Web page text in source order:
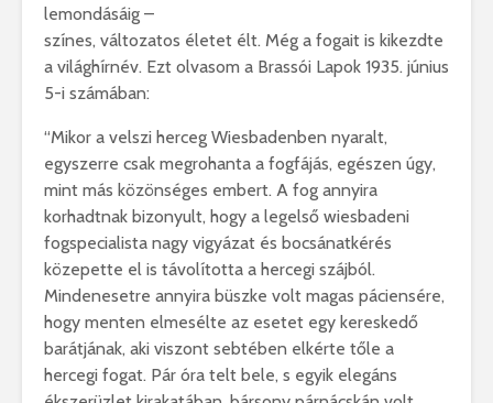
lemondásáig –
színes, változatos életet élt. Még a fogait is kikezdte
a világhírnév. Ezt olvasom a Brassói Lapok 1935. június
5-i számában:
“Mikor a velszi herceg Wiesbadenben nyaralt,
egyszerre csak megrohanta a fogfájás, egészen úgy,
mint más közönséges embert. A fog annyira
korhadtnak bizonyult, hogy a legelső wiesbadeni
fogspecialista nagy vigyázat és bocsánatkérés
közepette el is távolította a hercegi szájból.
Mindenesetre annyira büszke volt magas páciensére,
hogy menten elmesélte az esetet egy kereskedő
barátjának, aki viszont sebtében elkérte tőle a
hercegi fogat. Pár óra telt bele, s egyik elegáns